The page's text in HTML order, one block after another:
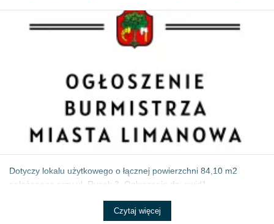
Dotyczy lokalu użytkowego o łącznej powierzchni 84,10 m2
położonego przy ul. Rynek 3. Ogłoszenie dz. ewid1 ...
Czytaj więcej